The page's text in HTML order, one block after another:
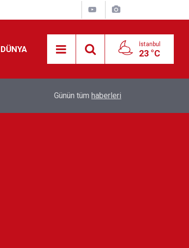
DÜNYA İstanbul
23 °C
Feridun Düzağaç sahnelere ara verdi: ''En az
Günün tüm haberleri